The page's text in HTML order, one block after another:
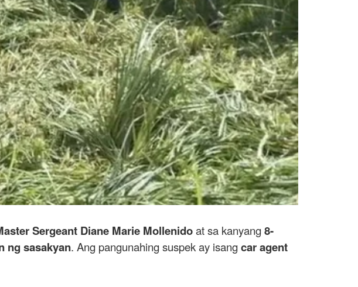
Sergeant Diane Marie Mollenidoat sa kanyang8-
ng sasakyan. Ang pangunahing suspek ay isangcar agent